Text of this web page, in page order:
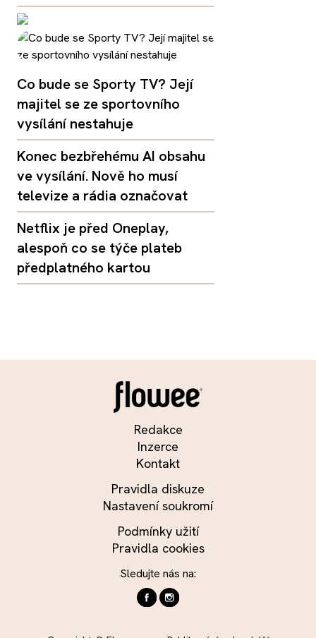
Co bude se Sporty TV? Její
majitel se ze sportovního
vysílání nestahuje
Konec bezbřehému AI obsahu
ve vysílání. Nově ho musí
televize a rádia označovat
Netflix je před Oneplay,
alespoň co se týče plateb
předplatného kartou
Redakce
Inzerce
Kontakt
Pravidla diskuze
Nastavení soukromí
Podmínky užití
Pravidla cookies
Sledujte nás na: